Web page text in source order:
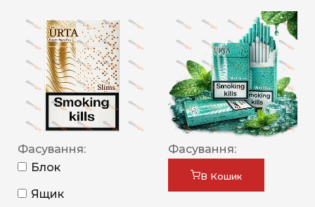
Фасування:
Блок
Ящик
Фасування:
В Кошик